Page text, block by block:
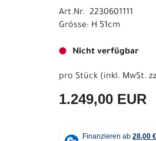
Art.Nr. 2230601111
Grösse: H 51cm
Nicht verfügbar
pro Stück (inkl. MwSt.
1.249,00 EUR